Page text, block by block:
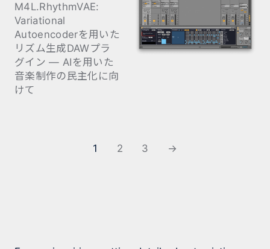
M4L.RhythmVAE:
Variational
Autoencoderを用いた
リズム生成DAWプラ
グイン — AIを用いた
音楽制作の民主化に向
けて
1 2 3 →